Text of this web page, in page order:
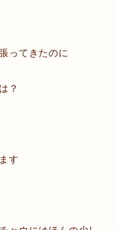
ってきたのに
？
す